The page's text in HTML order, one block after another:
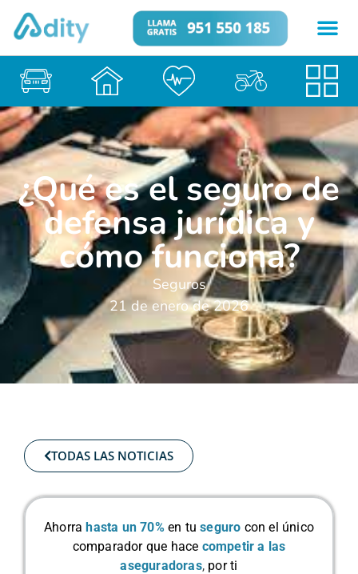
¿Qué es el seguro de
defensa jurídica y
cómo funciona?
Seguros
21 de enero de 2026
TODAS LAS NOTICIAS
Ahorra hasta un 70% en tuseguro con el único
comparador que hace competir a las
aseguradoras, por ti